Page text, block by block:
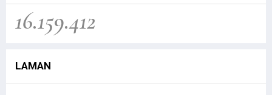
Kunjungan Kerja Anggota DPD RI, Filep
Wamafma, ke Manokwari Selatan, Fokus pada
Sarana Pendidikan.
16.159.412
LAMAN